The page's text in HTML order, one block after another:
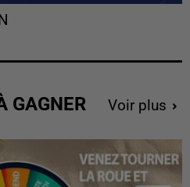
GAGNER Voir plus